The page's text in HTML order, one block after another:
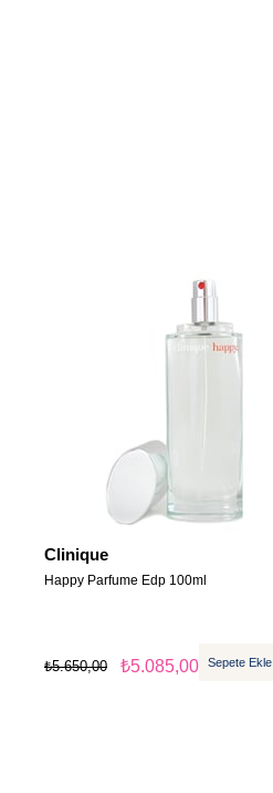
Clinique
Happy Parfume Edp 100ml
₺5.085,00
₺5.650,00 Sepete Ekle